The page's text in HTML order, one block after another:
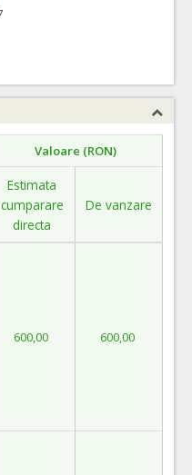
Valoare (RON)
Estimata
cumparare
directa
De vanzare
600,00 600,00